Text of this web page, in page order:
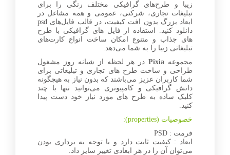
زیبا و طرح‌های گرافیکی مختلف رنگی را برای
تبلیغات تجاری، شرکتی، عمومی و همه مشاغل در
ابعاد بزرگ بدون افت کیفیت، در قالب فایل‌های psd
دانلود کنید. استفاده از فایل های گرافیکی با طرح
های جذاب و متنوع امکان ساخت انواع کارت‌های
تبلیغاتی زیبا را به شما می‌دهد.
مجموعه Pixia در هر لحظه از شبانه روز مشغول
طراحی و ساخت طرح های تجاری و تبلیغاتی برای
شما کاربران عزیز می‌باشند که بدون نیاز به هیچگونه
دانش گرافیکی و کامپیوتری می‌توانید تنها با چند
کلیک ساده به طرح های مورد نیاز خود دست پیدا
کنید.
خصوصیات (properties):
فرمت : PSD
ابعاد : کیفیت ثابت دارد و با توجه به برداری بودن
می‌توان آن را در هر ابعادی تغییر سایز داد.